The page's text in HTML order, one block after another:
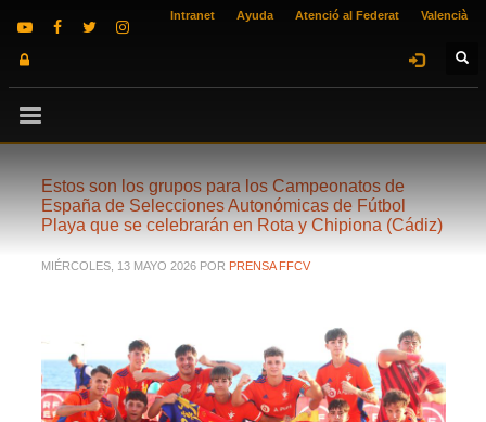
Intranet Ayuda Atenció al Federat Valencià
Estos son los grupos para los Campeonatos de
España de Selecciones Autonómicas de Fútbol
Playa que se celebrarán en Rota y Chipiona (Cádiz)
MIÉRCOLES, 13 MAYO 2026 POR PRENSA FFCV